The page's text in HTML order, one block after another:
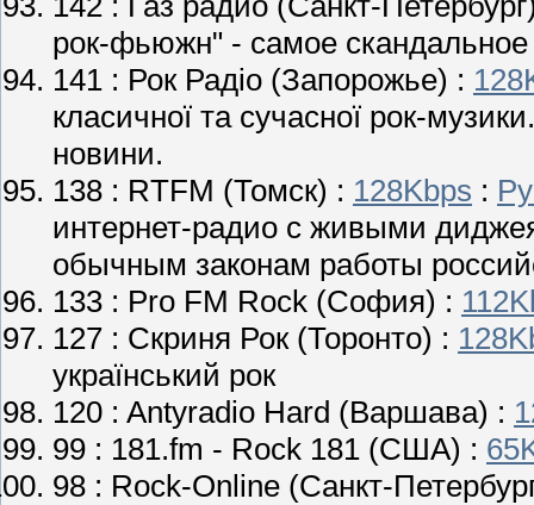
рок-фьюжн" - самое
141 : Рок Радіо (Запорожье) :
класичної та сучасної рок-
новини.
138 : RTFM (Томск) : 128Kbps :
интернет-радио с живыми
обычным законам работы
133 : Pro FM Rock (София) :
127 : Скриня Рок(Торонто) :
український рок
120 : Antyradio Hard (Варшава) :
99 : 181.fm - Rock 181 (США) :
98 : Rock-Online (Санкт-